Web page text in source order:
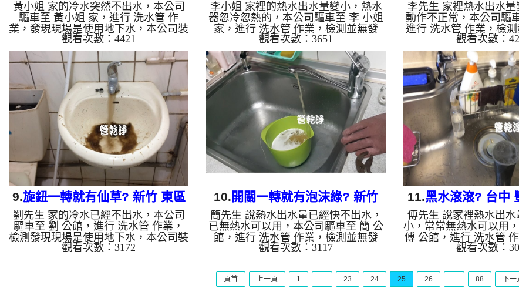
玉谷 清洗水管
黃小姐 家的冷水突然不出水，本公司
驅車至 黃小姐 家，進行 洗水管 作
業，發現現場是使用地下水，本公司裝
設 高周波水管清洗機，灌入 檸檬酸 至
水管，等了約15分，開啟 水管清洗機
，啟動 螺旋波 模式，一開始就洗出黑
色異物，看起來像是奶茶裡的珍珠一
樣，突然水變成黑色，四個多小時後，
出水量恢復了。 如是自來水，如水管
老化，會產生鐵鏽跟泥沙堆積，洗出來
的水就會是咖啡色，地下水含有氧化
錳，管壁上會結成黑色管垢，洗出來的
水會跟石油一樣黑，有些洗出綠色的
水，是因為裡面有銅的物質，生鏽產生
銅綠，如是藍...
觀看次數：4421
北 中和 景平路 水管清洗
李小姐 家裡的熱水出水量變小，熱水
器忽冷忽熱的，本公司驅車至 李 小姐
家，進行 洗水管 作業，檢測並無發
現，本公司裝設 高周波水管清洗機，
灌入 檸檬酸 至水管，等了約15分，開
啟 水管清洗機 ，啟動 螺旋波 模式，
剛開始洗不出什麼，突然流出黃色的髒
水，又變成深土色，看起來跟巧克力可
可一樣，還留下一坨黃泥，兩個多小時
後，熱水出水量恢復了。 如是自來
水，如水管老化，會產生鐵鏽跟泥沙堆
積，洗出來的水就會是咖啡色，地下水
含有氧化錳，管壁上會結成黑色管垢，
洗出來的水會跟石油一樣黑，有些洗出
綠色的水...
觀看次數：3651
庄老街 洗
李先生 家裡熱水出水
動作不正常，本公司驅
進行 洗水管 作業，檢
碳酸鈣，鐵管整支成了
裝設 高周波水管清洗機
至水管，等了約15分，
機 ，啟動 螺旋波 模式
什麼東西，後來出現跟
源源不絕，兩個多小時
恢復了。 如是自來水
會產生鐵鏽跟泥沙堆積
會是咖啡色，地下水含
上會結成黑色管垢，洗
油一樣黑，有些洗出綠
裡面...
觀看次數：
9.旋鈕一轉就有仙草? 新竹 東區
建新路 清洗水管
劉先生 家的冷水已經不出水，本公司
驅車至 劉 公館，進行 洗水管 作業，
檢測發現現場是使用地下水，本公司裝
設 高周波水管清洗機，灌入 檸檬酸 至
觀看次數：3172
10. 開關一轉就有泡沫綠? 新竹
北區 竹光路 洗水管
簡先生 說熱水出水量已經快不出水，
已無熱水可以用，本公司驅車至 簡 公
館，進行 洗水管 作業，檢測並無發
現，本公司裝設 高周波水管清洗機，
啟 水管清洗機 ，啟動 螺旋波 模式，
一開始就洗出泥水，越來越濃，看起來
觀看次數：3117
11.黑水滾滾? 台中
清洗水管
傅先生 說家裡熱水出
小，常常無熱水可以用
傅 公館，進行 洗水管
發現，本公司裝設 高
分，開啟 水管清洗機
波 模式，一開始就洗出
觀看次數：
頁首 上一頁 1 ... 23 24 25 26 ... 88 下一